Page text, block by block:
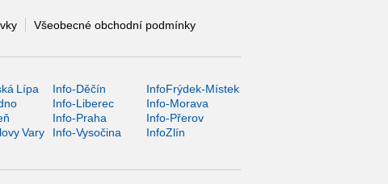
Všeobecné obchodní podmínky
Lípa Info-Děčín
InfoFrýdek-Místek
Info-Liberec
Info-Morava
Info-Praha
Info-Přerov
Vary Info-Vysočina InfoZlín